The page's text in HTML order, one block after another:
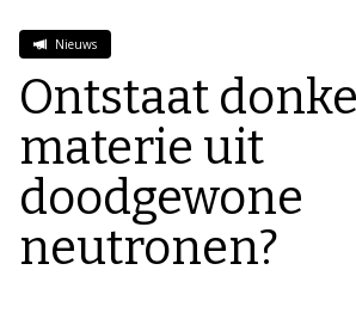
Nieuws
Ontstaat
materie uit
doodgewone
neutronen?